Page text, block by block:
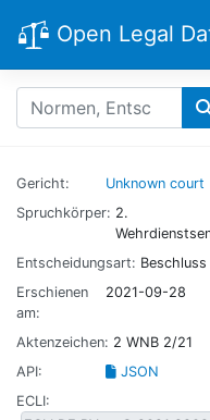
Open Legal
Gericht:
Unknown court
Spruchkörper: 2.
Entscheidungsart: Beschluss
Erschienen
am:
2021-09-28
Aktenzeichen: 2 WNB 2/21
API:
JSON
ECLI: